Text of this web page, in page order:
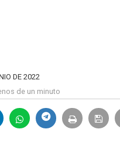
DE 2022
de un minuto